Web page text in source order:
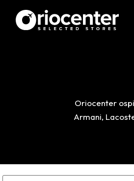
Oriocenter
Armani,